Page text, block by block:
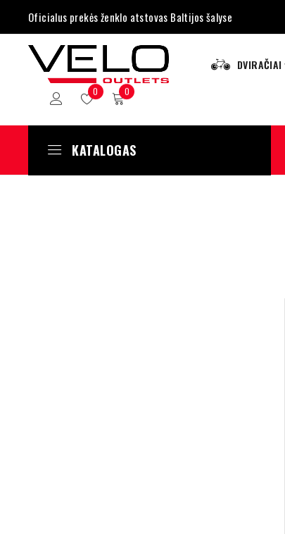
Oficialus prekės ženklo atstovas Baltijos šalyse
DVIRAČIAI
0 0
KATALOGAS